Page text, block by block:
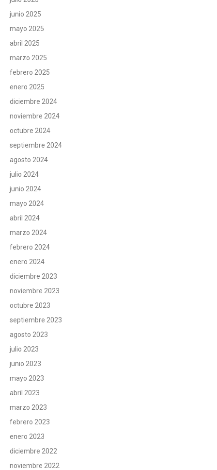
junio 2025
mayo 2025
abril 2025
marzo 2025
febrero 2025
enero 2025
diciembre 2024
noviembre 2024
octubre 2024
septiembre 2024
agosto 2024
julio 2024
junio 2024
mayo 2024
abril 2024
marzo 2024
febrero 2024
enero 2024
diciembre 2023
noviembre 2023
octubre 2023
septiembre 2023
agosto 2023
julio 2023
junio 2023
mayo 2023
abril 2023
marzo 2023
febrero 2023
enero 2023
diciembre 2022
noviembre 2022